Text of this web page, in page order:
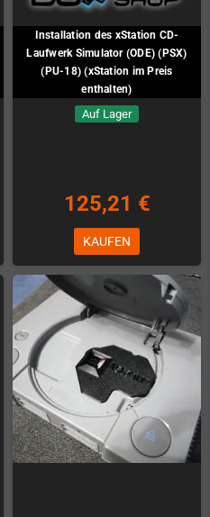
Installation des xStation CD-
Laufwerk Simulator (ODE) (PSX)
(PU-18) (xStation im Preis
enthalten)
Auf Lager
125,21 €
KAUFEN